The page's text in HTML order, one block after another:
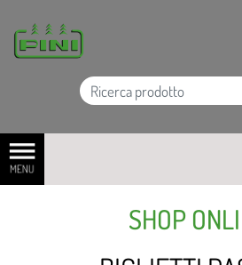
SHOP